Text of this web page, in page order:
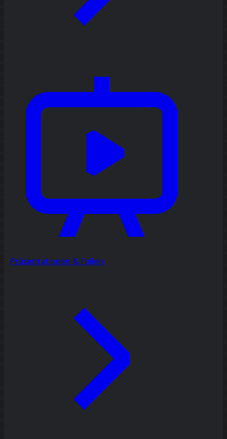
Präsentationen & Folien